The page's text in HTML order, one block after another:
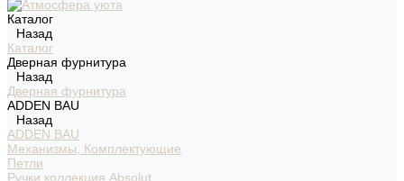
Каталог
Назад
Каталог
Дверная фурнитура
Назад
Дверная фурнитура
ADDEN BAU
Назад
ADDEN BAU
Механизмы, Комплектующие
Петли
Ручки коллекция Absolut